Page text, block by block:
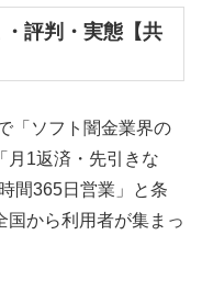
評判・実態【共
「ソフト闇金業界の
月1返済・先引きな
間365日営業」と条
国から利用者が集まっ